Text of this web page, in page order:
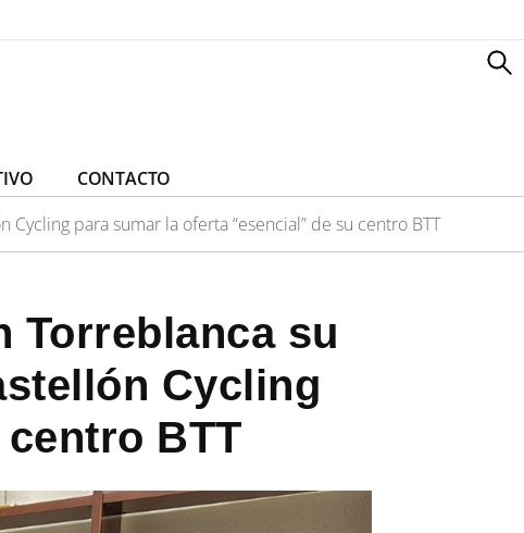
CONTACTO
para sumar la oferta “esencial” de su centro BTT
Torreblanca su
Cycling
BTT